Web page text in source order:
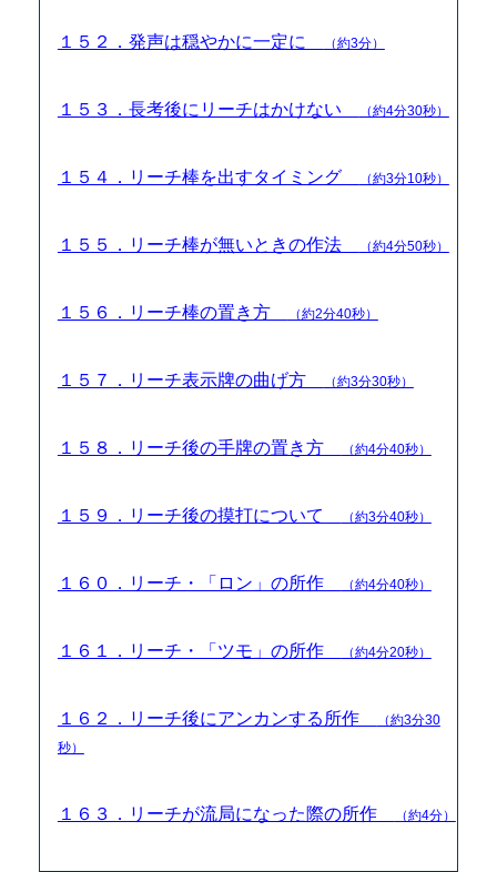
１５２．発声は穏やかに一定に （約3分）
１５３．長考後にリーチはかけない （約4分30秒）
１５４．リーチ棒を出すタイミング （約3分10秒）
１５５．リーチ棒が無いときの作法 （約4分50秒）
１５６．リーチ棒の置き方 （約2分40秒）
１５７．リーチ表示牌の曲げ方 （約3分30秒）
１５８．リーチ後の手牌の置き方 （約4分40秒）
１５９．リーチ後の摸打について （約3分40秒）
１６０．リーチ・「ロン」の所作 （約4分40秒）
１６１．リーチ・「ツモ」の所作 （約4分20秒）
１６２．リーチ後にアンカンする所作
（約3分30
秒）
１６３．リーチが流局になった際の所作 （約4分）